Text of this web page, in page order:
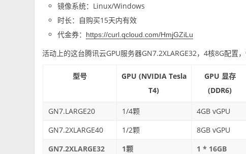
镜像系统：Linux/Windows
时长：自购买15天内有效
代金券：
https://curl.qcloud.com/HmjGZiLu
活动上的这台腾讯云GPU服务器GN7.2XLARGE32，4核8G配置，
型号
GPU (NVIDIA Tesla
T4)
GPU 显存
(DDR6)
GN7.LARGE20 1/4颗 4GB vGPU
GN7.2XLARGE40
1/2颗 8GB vGPU
GN7.2XLARGE32
1颗 1 * 16GB